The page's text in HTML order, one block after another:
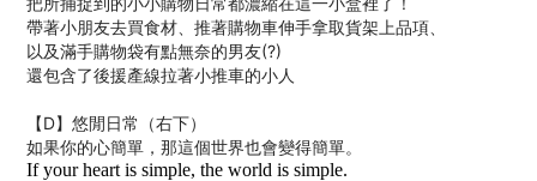
帶著小朋友去買食材、推著購物車伸手拿取貨架上品項、
以及滿手購物袋有點無奈的男友(?)
還包含了後援產線拉著小推車的小人
【D】悠閒日常（右下）
如果你的心簡單，那這個世界也會變得簡單。
If your heart is simple, the world is simple.